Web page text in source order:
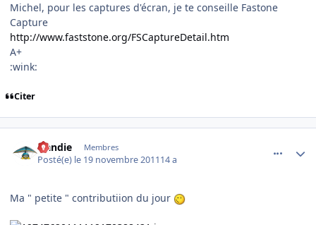
Michel, pour les captures d'écran, je te conseille Fastone
Capture
http://www.faststone.org/FSCaptureDetail.htm
A+
:wink:
Citer
Handie Membres
Posté(e) le 19 novembre 201114 a
Ma " petite " contributiion du jour